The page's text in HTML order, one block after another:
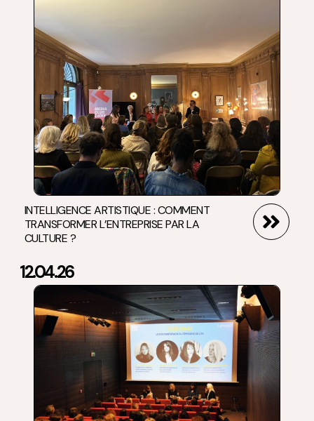
INTELLIGENCE ARTISTIQUE : COMMENT
TRANSFORMER L’ENTREPRISE PAR LA
CULTURE ?
12.04.26